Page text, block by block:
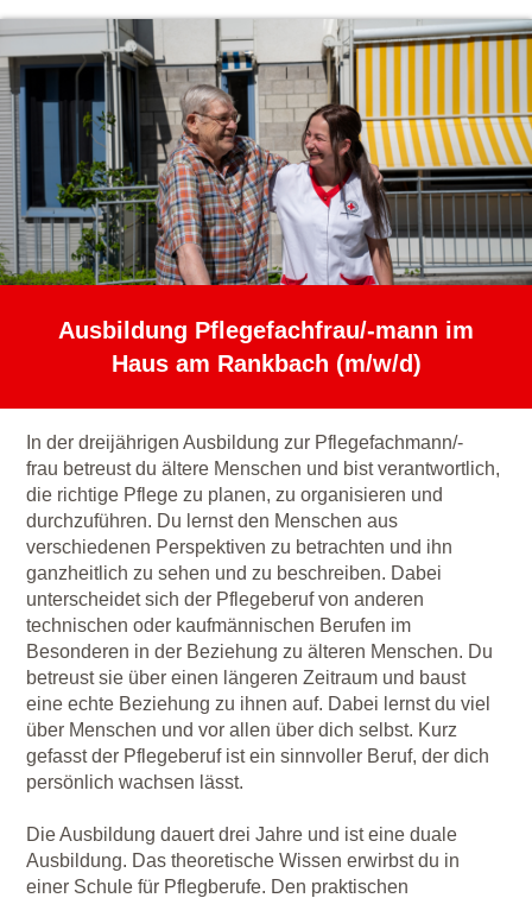
Ausbildung Pflegefachfrau/-mann im
Haus am Rankbach (m/w/d)
In der dreijährigen Ausbildung zur Pflegefachmann/-
frau betreust du ältere Menschen und bist verantwortlich,
die richtige Pflege zu planen, zu organisieren und
durchzuführen. Du lernst den Menschen aus
verschiedenen Perspektiven zu betrachten und ihn
ganzheitlich zu sehen und zu beschreiben. Dabei
unterscheidet sich der Pflegeberuf von anderen
technischen oder kaufmännischen Berufen im
Besonderen in der Beziehung zu älteren Menschen. Du
betreust sie über einen längeren Zeitraum und baust
eine echte Beziehung zu ihnen auf. Dabei lernst du viel
über Menschen und vor allen über dich selbst. Kurz
gefasst der Pflegeberuf ist ein sinnvoller Beruf, der dich
persönlich wachsen lässt.
Die Ausbildung dauert drei Jahre und ist eine duale
Ausbildung. Das theoretische Wissen erwirbst du in
einer Schule für Pflegberufe. Den praktischen